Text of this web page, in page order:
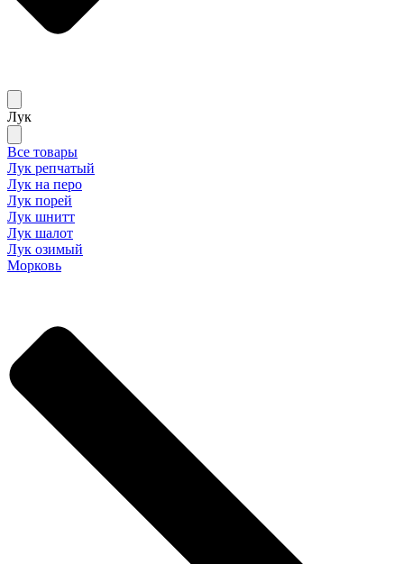
Лук
Все товары
Лук репчатый
Лук на перо
Лук порей
Лук шнитт
Лук шалот
Лук озимый
Морковь